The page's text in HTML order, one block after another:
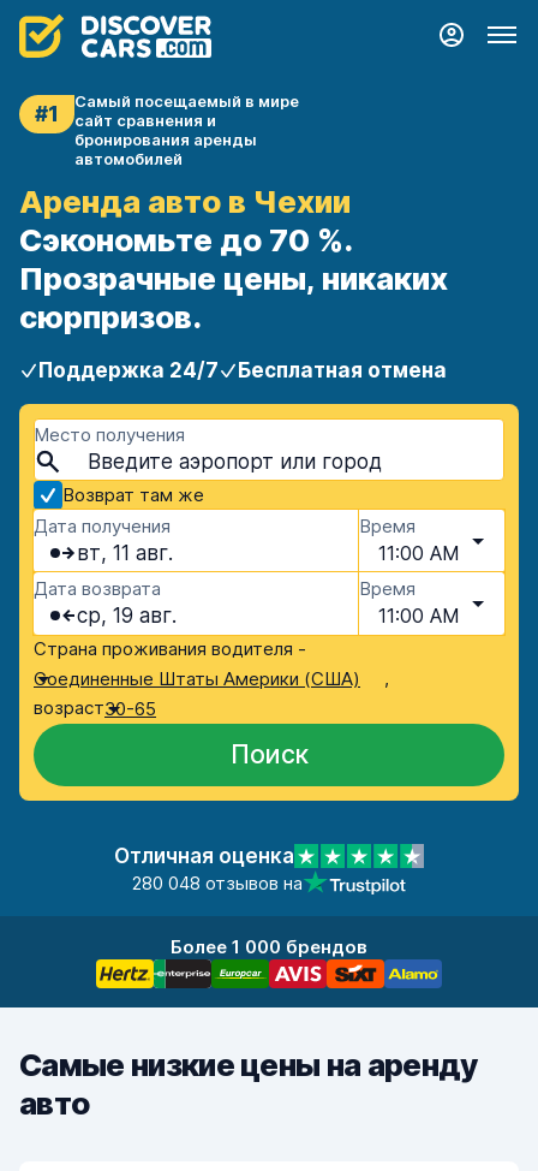
#1
Самый посещаемый в мире
сайт сравнения и
бронирования аренды
автомобилей
Аренда авто в Чехии
Сэкономьте до 70 %.
Прозрачные цены, никаких
сюрпризов.
Поддержка 24/7 Бесплатная отмена
Место получения
Возврат там же
Дата получения
вт, 11 авг.
Время
11:00 AM
Дата возврата
ср, 19 авг.
Время
11:00 AM
Страна проживания водителя -
Соединенные Штаты Америки (США)
,
возраст30-65
Поиск
Отличная оценка
280 048 отзывов на
Более 1 000 брендов
Самые низкие цены на аренду
авто